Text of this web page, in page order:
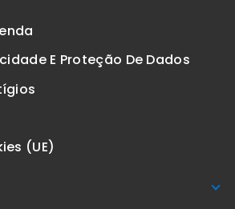
E Proteção De Dados
(UE)